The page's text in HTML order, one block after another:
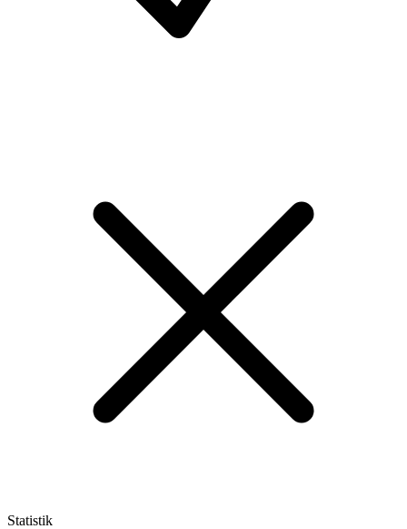
Statistik